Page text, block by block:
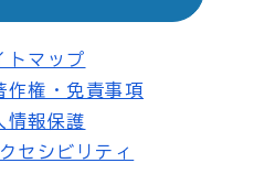
トマップ
作権・免責事項
情報保護
セシビリティ